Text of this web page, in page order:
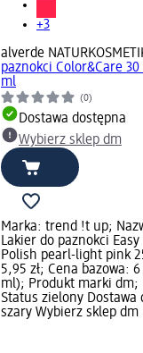
+3
alverde
paznokci Color&Care
ml
(0)
Dostawa dostępna
Wybierz sklep dm
Marka: trend !t up;
Lakier do paznokci
Polish pearl-light pink
5,95 zł; Cena bazowa:
ml); Produkt marki dm;
Status zielony Dostawa
szary Wybierz sklep dm